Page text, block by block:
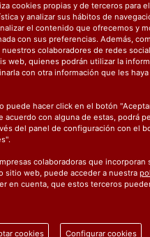
cookies propias y de terceros para
y analizar sus hábitos de
el contenido que ofrecemos y
con sus preferencias. Además,
colaboradores de redes
web, quienes podrán utilizar la
con otra información que les haya
puede hacer click en el botón
acuerdo con alguna de estas, podrá
del panel de configuración con el
colaboradoras que incorporan
sitio web, puede acceder a nuestra
en cuenta, que estos terceros
cookies Configurar cookies